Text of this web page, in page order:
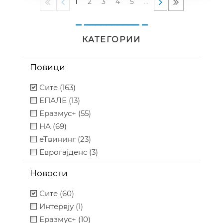
извештаи“ – за надворешни
експерти/евалуатори кои веќе
се дел од базата на
евалуатори на Национална
образовни програми и
мобилност за програмски
период 2021-2027 година
_ __________ _
КАТЕГОРИИ
Повици
Сите (163)
ЕПАЛЕ (13)
Еразмус+ (55)
НА (69)
еТвининг (23)
Еврогајденс (3)
Новости
Сите (60)
Интервју (1)
Еразмус+ (10)